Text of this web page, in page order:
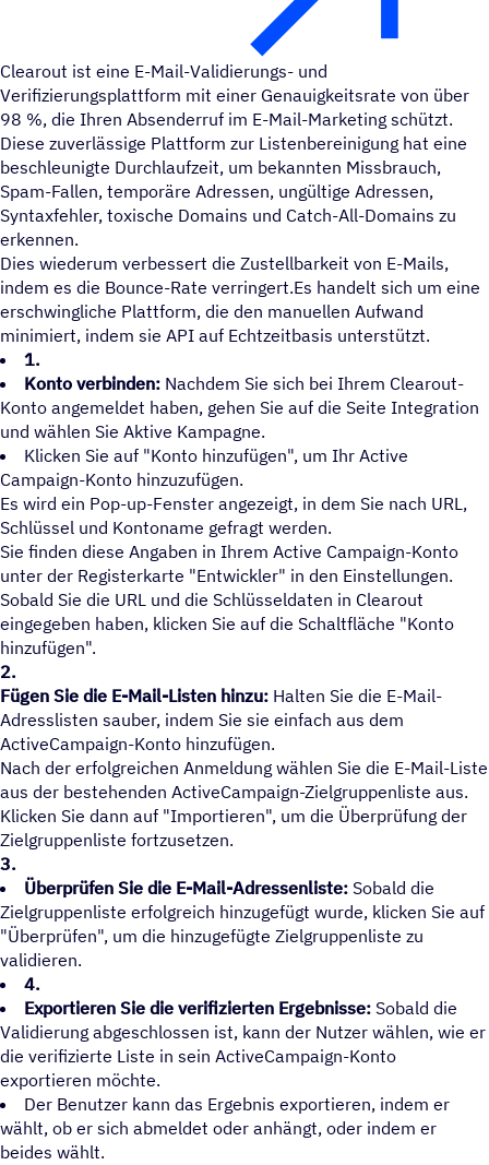
Clearout ist eine E-Mail-Validierungs- und
Verifizierungsplattform mit einer Genauigkeitsrate von über
98 %, die Ihren Absenderruf im E-Mail-Marketing schützt.
Diese zuverlässige Plattform zur Listenbereinigung hat eine
beschleunigte Durchlaufzeit, um bekannten Missbrauch,
Spam-Fallen, temporäre Adressen, ungültige Adressen,
Syntaxfehler, toxische Domains und Catch-All-Domains zu
erkennen.
Dies wiederum verbessert die Zustellbarkeit von E-Mails,
indem es die Bounce-Rate verringert.Es handelt sich um eine
erschwingliche Plattform, die den manuellen Aufwand
minimiert, indem sie API auf Echtzeitbasis unterstützt.
1.
Konto verbinden: Nachdem Sie sich bei Ihrem Clearout-
Konto angemeldet haben, gehen Sie auf die Seite Integration
und wählen Sie Aktive Kampagne.
Klicken Sie auf "Konto hinzufügen", um Ihr Active
Campaign-Konto hinzuzufügen.
Es wird ein Pop-up-Fenster angezeigt, in dem Sie nach URL,
Schlüssel und Kontoname gefragt werden.
Sie finden diese Angaben in Ihrem Active Campaign-Konto
unter der Registerkarte "Entwickler" in den Einstellungen.
Sobald Sie die URL und die Schlüsseldaten in Clearout
eingegeben haben, klicken Sie auf die Schaltfläche "Konto
hinzufügen".
2.
Fügen Sie die E-Mail-Listen hinzu: Halten Sie die E-Mail-
Adresslisten sauber, indem Sie sie einfach aus dem
ActiveCampaign-Konto hinzufügen.
Nach der erfolgreichen Anmeldung wählen Sie die E-Mail-Liste
aus der bestehenden ActiveCampaign-Zielgruppenliste aus.
Klicken Sie dann auf "Importieren", um die Überprüfung der
Zielgruppenliste fortzusetzen.
3.
Überprüfen Sie die E-Mail-Adressenliste: Sobald die
Zielgruppenliste erfolgreich hinzugefügt wurde, klicken Sie auf
"Überprüfen", um die hinzugefügte Zielgruppenliste zu
validieren.
4.
Exportieren Sie die verifizierten Ergebnisse: Sobald die
Validierung abgeschlossen ist, kann der Nutzer wählen, wie er
die verifizierte Liste in sein ActiveCampaign-Konto
exportieren möchte.
Der Benutzer kann das Ergebnis exportieren, indem er
wählt, ob er sich abmeldet oder anhängt, oder indem er
beides wählt.